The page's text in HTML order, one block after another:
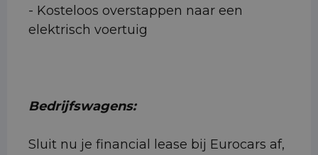
- Kosteloos overstappen naar een
elektrisch voertuig
Bedrijfswagens:
Sluit nu je financial lease bij Eurocars af,